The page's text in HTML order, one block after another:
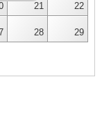
21 22
28 29